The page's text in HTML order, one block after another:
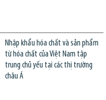
Nhập khẩu hóa chất và sản phẩm
từ hóa chất của Việt Nam tập
trung chủ yếu tại các thị trường
châu Á